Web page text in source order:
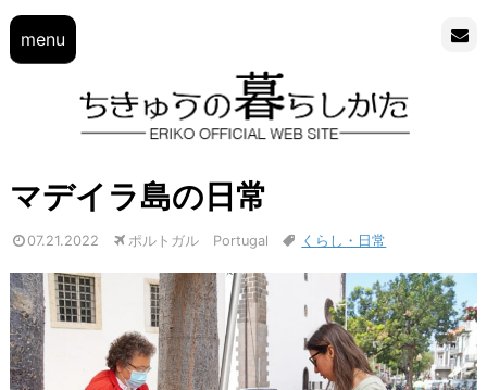
menu
マデイラ島の日常
07.21.2022 ポルトガル Portugal くらし・日常